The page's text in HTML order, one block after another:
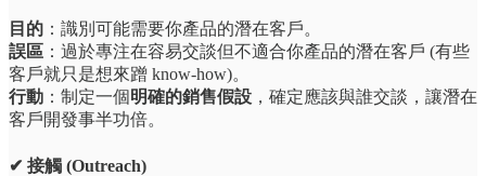
目的 ：識別可能需要你產品的潛在客戶。
誤區 ：過於專注在容易交談但不適合你產品的潛在客戶 (有些
客戶就只是想來蹭 know-how)。
行動 ：制定一個明確的銷售假設 ，確定應該與誰交談，讓潛在
客戶開發事半功倍。
✔ 接觸 (Outreach)